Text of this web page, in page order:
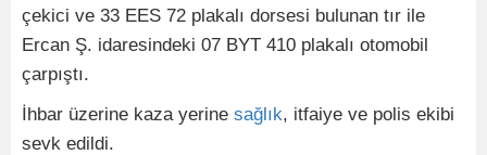
çekici ve 33 EES 72 plakalı dorsesi bulunan tır ile
Ercan Ş. idaresindeki 07 BYT 410 plakalı otomobil
çarpıştı.
İhbar üzerine kaza yerine sağlık, itfaiye ve polis ekibi
sevk edildi.